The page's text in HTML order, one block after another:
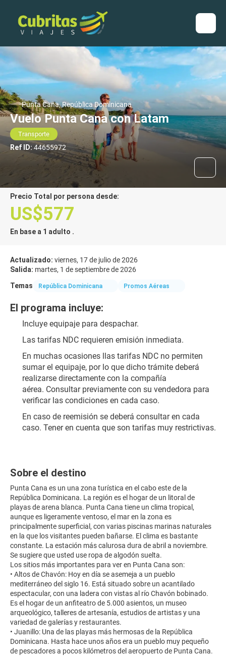
Punta Cana, República Dominicana
Vuelo Punta Cana con Latam
Transporte
Ref ID: 44655972
Precio Total por persona desde:
US$577
En base a 1 adulto .
Actualizado: viernes, 17 de julio de 2026
Salida: martes, 1 de septiembre de 2026
Temas
República Dominicana Promos Aéreas
El programa incluye:
Incluye equipaje para despachar.
Las tarifas NDC requieren emisión inmediata.
​En muchas ocasiones l​las tarifas NDC no permiten
sumar el equipaje, por lo que dicho trámite deberá
realizarse directamente con la compañía
aérea. Consultar previamente con su vendedora para
verificar las condiciones​ en cada caso.
En caso de reemisión se deberá consultar en cada
caso. Tener en cuenta que son tarifas muy restrictivas.
Sobre el destino
Punta Cana es un una zona turística en el cabo este de la
República Dominicana. La región es el hogar de un litoral de
playas de arena blanca. Punta Cana tiene un clima tropical,
aunque es ligeramente ventoso, el mar en la zona es
principalmente superficial, con varias piscinas marinas naturales
en la que los visitantes pueden bañarse. El clima es bastante
constante. La estación más calurosa dura de abril a noviembre.
Se sugiere que usted use ropa de algodón suelta.
Los sitios más importantes para ver en Punta Cana son:
• Altos de Chavón: Hoy en día se asemeja a un pueblo
mediterráneo del siglo 16. Está situado sobre un acantilado
espectacular, con una ladera con vistas al río Chavón bobinado.
Es el hogar de un anfiteatro de 5.000 asientos, un museo
arqueológico, talleres de artesanía, estudios de artistas y una
variedad de galerías y restaurantes.
• Juanillo: Una de las playas más hermosas de la República
Dominicana. Hasta hace unos años era un pueblo muy pequeño
de pescadores a pocos kilómetros del aeropuerto de Punta Cana.